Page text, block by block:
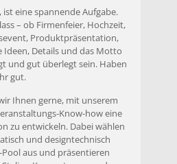
ist eine spannende Aufgabe.
– ob Firmenfeier, Hochzeit,
Produktpräsentation,
Ideen, Details und das Motto
und gut überlegt sein. Haben
gut.
Ihnen gerne, mit unserem
Know-how eine
zu entwickeln. Dabei wählen
und designtechnisch
aus und präsentieren